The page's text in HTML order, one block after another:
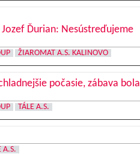
Ďurian: Nesústreďujeme
ŽIAROMAT A.S. KALINOVO
počasie, zábava bola
TÁLE A.S.
A.S.